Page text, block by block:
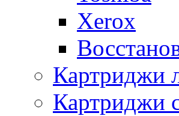
Xerox
Картриджи
Картриджи